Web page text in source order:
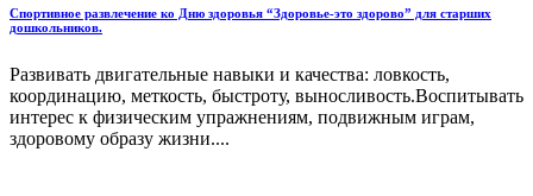
Спортивное развлечение ко Дню здоровья “Здоровье-это здорово” для старших
дошкольников.
Развивать двигательные навыки и качества: ловкость,
координацию, меткость, быстроту, выносливость.Воспитывать
интерес к физическим упражнениям, подвижным играм,
здоровому образу жизни....